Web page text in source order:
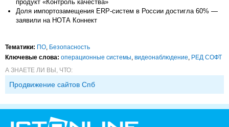
продукт «Контроль качества»
Доля импортозамещения ERP-систем в России достигла 60% —
заявили на НОТА Коннект
Тематики: ПО, Безопасность
Ключевые слова: операционные системы, видеонаблюдение, РЕД СОФТ
А ЗНАЕТЕ ЛИ ВЫ, ЧТО:
Продвижение сайтов Спб